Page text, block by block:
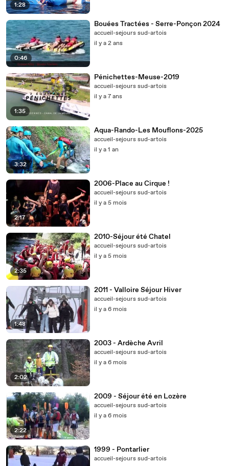
1:28
0:46
Bouées Tractées - Serre-Ponçon 2024
accueil-sejours sud-artois
il y a 2 ans
1:35
Pénichettes-Meuse-2019
accueil-sejours sud-artois
il y a 7 ans
3:32
Aqua-Rando-Les Mouflons-2025
accueil-sejours sud-artois
il y a 1 an
2:17
2006-Place au Cirque !
accueil-sejours sud-artois
il y a 5 mois
2:35
2010-Séjour été Chatel
accueil-sejours sud-artois
il y a 5 mois
1:48
2011 - Valloire Séjour Hiver
accueil-sejours sud-artois
il y a 6 mois
2:02
2003 - Ardèche Avril
accueil-sejours sud-artois
il y a 6 mois
2:22
2009 - Séjour été en Lozère
accueil-sejours sud-artois
il y a 6 mois
1999 - Pontarlier
accueil-sejours sud-artois